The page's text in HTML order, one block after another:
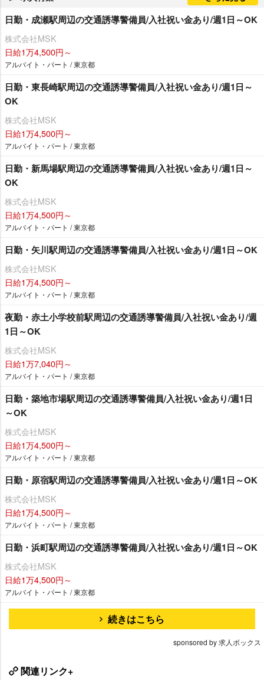
日勤・成瀬駅周辺の交通誘導警備員/入社祝い金あり/週1日～OK
株式会社MSK
日給1万4,500円～
アルバイト・パート / 東京都
日勤・東長崎駅周辺の交通誘導警備員/入社祝い金あり/週1日～
OK
株式会社MSK
日給1万4,500円～
アルバイト・パート / 東京都
日勤・新馬場駅周辺の交通誘導警備員/入社祝い金あり/週1日～
OK
株式会社MSK
日給1万4,500円～
アルバイト・パート / 東京都
日勤・矢川駅周辺の交通誘導警備員/入社祝い金あり/週1日～OK
株式会社MSK
日給1万4,500円～
アルバイト・パート / 東京都
夜勤・赤土小学校前駅周辺の交通誘導警備員/入社祝い金あり/週
1日～OK
株式会社MSK
日給1万7,040円～
アルバイト・パート / 東京都
日勤・築地市場駅周辺の交通誘導警備員/入社祝い金あり/週1日
～OK
株式会社MSK
日給1万4,500円～
アルバイト・パート / 東京都
日勤・原宿駅周辺の交通誘導警備員/入社祝い金あり/週1日～OK
株式会社MSK
日給1万4,500円～
アルバイト・パート / 東京都
日勤・浜町駅周辺の交通誘導警備員/入社祝い金あり/週1日～OK
株式会社MSK
日給1万4,500円～
アルバイト・パート / 東京都
続きはこちら
sponsored by 求人ボックス
関連リンク+